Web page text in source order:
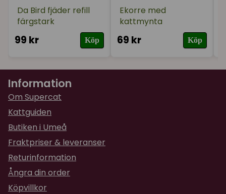
Da Bird fjäder refill
färgstark
99 kr Köp
Ekorre med
kattmynta
69 kr Köp
Information
Om Supercat
Kattguiden
Butiken i Umeå
Fraktpriser & leveranser
Returinformation
Ångra din order
Köpvillkor